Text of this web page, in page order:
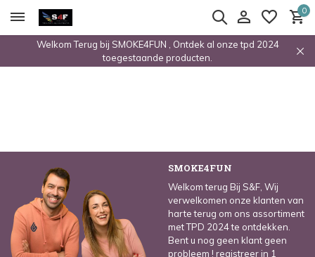
0
Welkom Terug bij SMOKE4FUN , Ontdek al onze tpd 2024
toegestaande producten.
SMOKE4FUN
Welkom terug Bij S&F, Wij
verwelkomen onze klanten van
harte terug om ons assortiment
met TPD 2024 te ontdekken.
Bent u nog geen klant geen
probleem ! registreer in 1